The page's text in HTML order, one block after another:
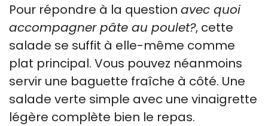
Pour répondre à la question avec quoi
accompagner pâte au poulet?, cette
salade se suffit à elle-même comme
plat principal. Vous pouvez néanmoins
servir une baguette fraîche à côté. Une
salade verte simple avec une vinaigrette
légère complète bien le repas.